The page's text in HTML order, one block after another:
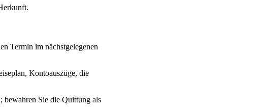
Termin im nächstgelegenen
Kontoauszüge, die
bewahren Sie die Quittung als